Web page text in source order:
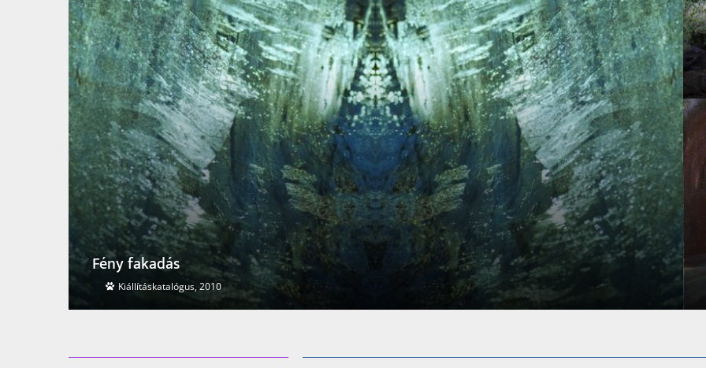
A női és a férfi, a látható és a láthatatlan az indiai mitológiában és művészetben
Cédrus Kiadó, 2004.